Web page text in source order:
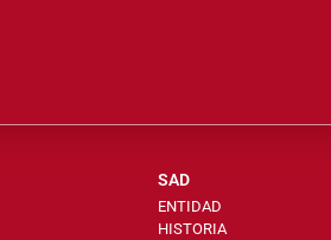
SAD
ENTIDAD
HISTORIA